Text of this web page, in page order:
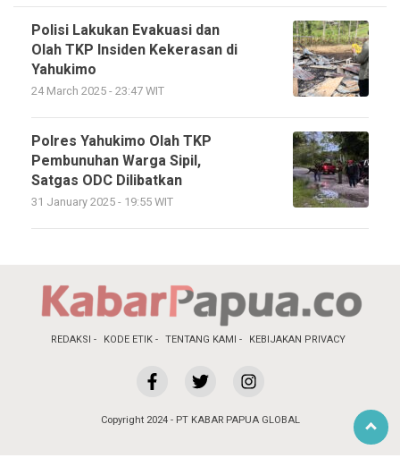
Polisi Lakukan Evakuasi dan
Olah TKP Insiden Kekerasan di
Yahukimo
24 March 2025 - 23:47 WIT
Polres Yahukimo Olah TKP
Pembunuhan Warga Sipil,
Satgas ODC Dilibatkan
31 January 2025 - 19:55 WIT
REDAKSI KODE ETIK TENTANG KAMI KEBIJAKAN PRIVACY
Copyright 2024 - PT KABAR PAPUA GLOBAL